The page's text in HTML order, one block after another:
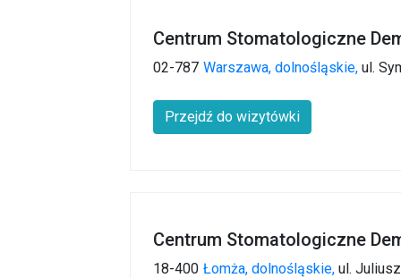
Centrum Stomatologiczne
02-787 Warszawa, dolnośląskie, ul.
Przejdź do wizytówki
Centrum Stomatologiczne
18-400 Łomża, dolnośląskie, ul.